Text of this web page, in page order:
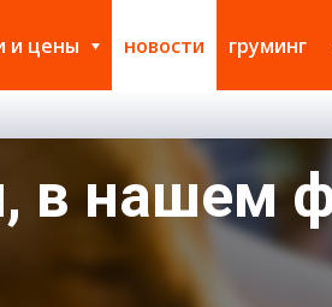
и цены новости груминг
в нашем